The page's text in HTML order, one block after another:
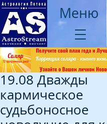
Меню
19.08 Дважды
кармическое
судьбоносное